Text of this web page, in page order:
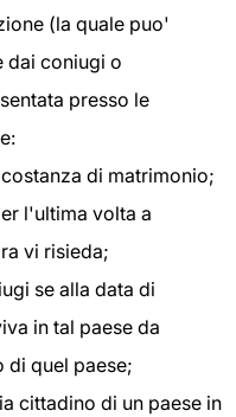
(la quale puo'
dai coniugi o
presso le
di matrimonio;
l'ultima volta a
vi risieda;
se alla data di
in tal paese da
di quel paese;
cittadino di un paese in